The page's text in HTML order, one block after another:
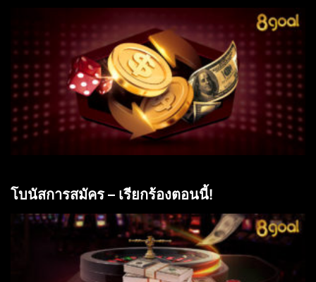
โบนัสการสมัคร – เรียกร้องตอนนี้!